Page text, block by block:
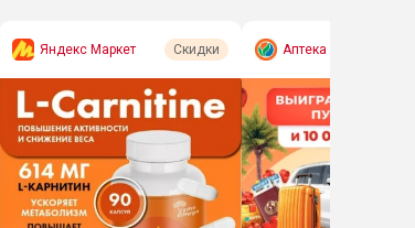
Яндекс Маркет Скидки Аптека Вита